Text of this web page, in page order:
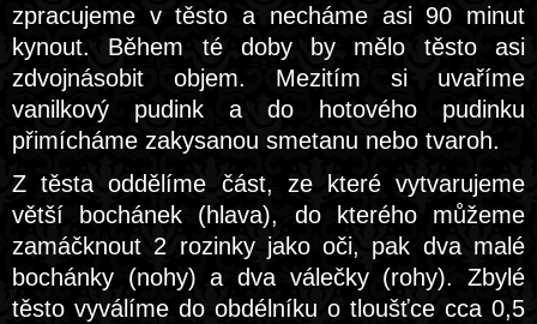
zpracujeme v těsto a necháme asi 90 minut
kynout. Během té doby by mělo těsto asi
zdvojnásobit objem. Mezitím si uvaříme
vanilkový pudink a do hotového pudinku
přimícháme zakysanou smetanu nebo tvaroh.
Z těsta oddělíme část, ze které vytvarujeme
větší bochánek (hlava), do kterého můžeme
zamáčknout 2 rozinky jako oči, pak dva malé
bochánky (nohy) a dva válečky (rohy). Zbylé
těsto vyválíme do obdélníku o tloušťce cca 0,5